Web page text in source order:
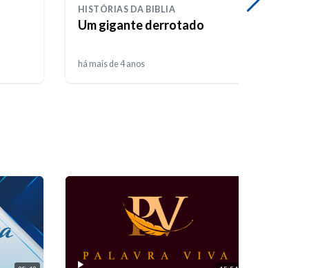
HISTÓRIAS DA BIBLIA
Um gigante derrotado
há mais de 4 anos